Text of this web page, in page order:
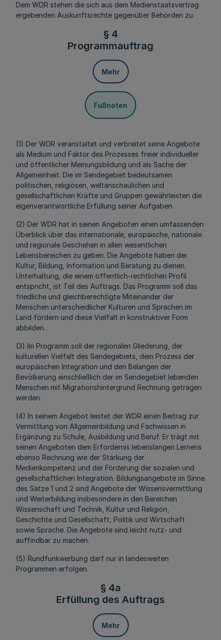
Dem WDR stehen die sich aus dem Medienstaatsvertrag
ergebenden Auskunftsrechte gegenüber Behörden zu.
§ 4
Programmauftrag
Mehr
Fußnoten
(1) Der WDR veranstaltet und verbreitet seine Angebote
als Medium und Faktor des Prozesses freier individueller
und öffentlicher Meinungsbildung und als Sache der
Allgemeinheit. Die im Sendegebiet bedeutsamen
politischen, religiösen, weltanschaulichen und
gesellschaftlichen Kräfte und Gruppen gewährleisten die
eigenverantwortliche Erfüllung seiner Aufgaben.
(2) Der WDR hat in seinen Angeboten einen umfassenden
Überblick über das internationale, europäische, nationale
und regionale Geschehen in allen wesentlichen
Lebensbereichen zu geben. Die Angebote haben der
Kultur, Bildung, Information und Beratung zu dienen.
Unterhaltung, die einem öffentlich-rechtlichen Profil
entspricht, ist Teil des Auftrags. Das Programm soll das
friedliche und gleichberechtigte Miteinander der
Menschen unterschiedlicher Kulturen und Sprachen im
Land fördern und diese Vielfalt in konstruktiver Form
abbilden.
(3) Im Programm soll der regionalen Gliederung, der
kulturellen Vielfalt des Sendegebiets, dem Prozess der
europäischen Integration und den Belangen der
Bevölkerung einschließlich der im Sendegebiet lebenden
Menschen mit Migrationshintergrund Rechnung getragen
werden.
(4) In seinem Angebot leistet der WDR einen Beitrag zur
Vermittlung von Allgemeinbildung und Fachwissen in
Ergänzung zu Schule, Ausbildung und Beruf. Er trägt mit
seinen Angeboten dem Erfordernis lebenslangen Lernens
ebenso Rechnung wie der Stärkung der
Medienkompetenz und der Förderung der sozialen und
gesellschaftlichen Integration. Bildungsangebote im Sinne
des Sätze 1 und 2 sind Angebote der Wissensvermittlung
und Weiterbildung insbesondere in den Bereichen
Wissenschaft und Technik, Kultur und Religion,
Geschichte und Gesellschaft, Politik und Wirtschaft
sowie Sprache. Die Angebote sind leicht nutz- und
auffindbar zu machen.
(5) Rundfunkwerbung darf nur in landesweiten
Programmen erfolgen.
§ 4a
Erfüllung des Auftrags
Mehr